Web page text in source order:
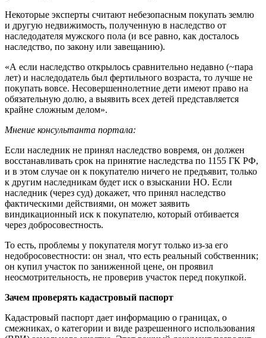
Некоторые эксперты считают небезопасным покупать землю
и другую недвижимость, полученную в наследство от
наследодателя мужского пола (и все равно, как досталось
наследство, по закону или завещанию).
«А если наследство открылось сравнительно недавно (~пара
лет) и наследодатель был фертильного возраста, то лучше не
покупать вовсе. Несовершеннолетние дети имеют право на
обязательную долю, а выявить всех детей представляется
крайне сложным делом».
Мнение консультанта портала:
Если наследник не принял наследство вовремя, он должен
восстанавливать срок на принятие наследства по 1155 ГК РФ,
и в этом случае он к покупателю ничего не предъявит, только
к другим наследникам будет иск о взыскании НО. Если
наследник (через суд) докажет, что принял наследство
фактическими действиями, он может заявить
виндикационный иск к покупателю, который отбивается
через добросовестность.
То есть, проблемы у покупателя могут только из-за его
недобросовестности: он знал, что есть реальный собственник;
он купил участок по заниженной цене, он проявил
неосмотрительность, не проверив участок перед покупкой.
Зачем проверять кадастровый паспорт
Кадастровый паспорт дает информацию о границах, о
смежниках, о категории и виде разрешенного использования